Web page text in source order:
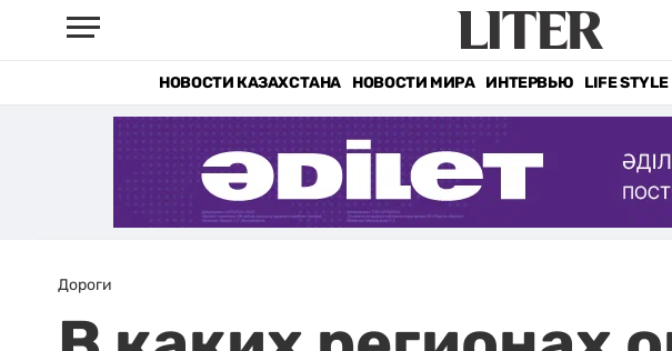
НОВОСТИ КАЗАХСТАНА НОВОСТИ МИРА ИНТЕРВЬЮ LIFE STYLE
Дороги